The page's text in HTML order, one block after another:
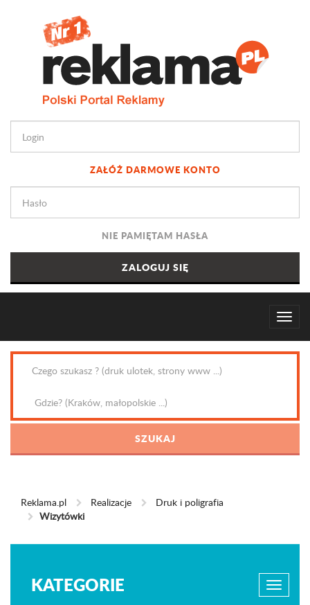
ZAŁÓŻ DARMOWE KONTO
NIE PAMIĘTAM HASŁA
Reklama.pl Realizacje
Druk i poligrafia
Wizytówki
KATEGORIE